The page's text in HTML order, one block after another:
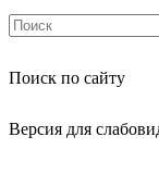
Поиск по сайту
Версия для